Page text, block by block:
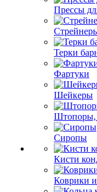
Прессы
Терки
Фартуки
Шейкеры
Штопоры,
Сиропы
Кисти
Коврики